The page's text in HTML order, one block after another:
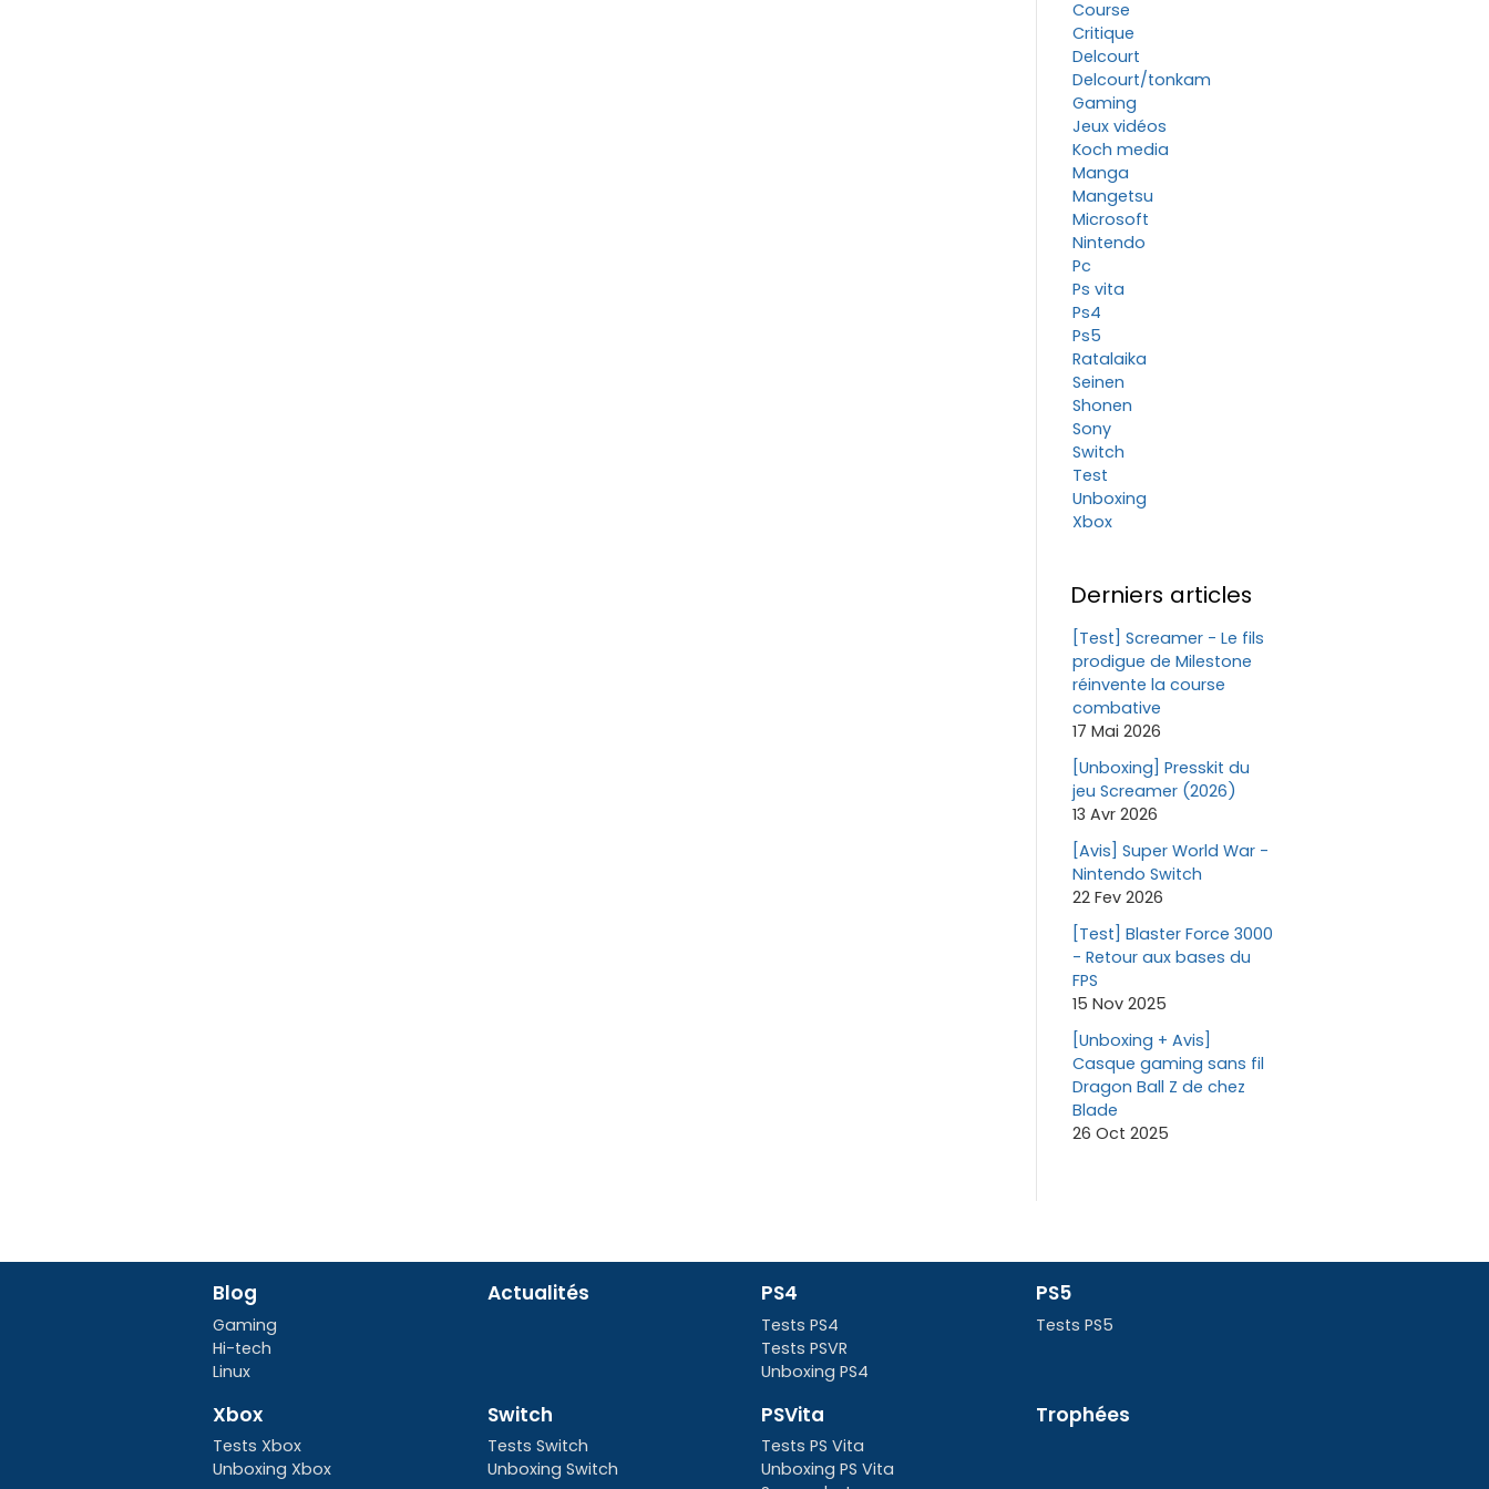
Course
Critique
Delcourt
Delcourt/tonkam
Gaming
Jeux vidéos
Koch media
Manga
Mangetsu
Microsoft
Nintendo
Pc
Ps vita
Ps4
Ps5
Ratalaika
Seinen
Shonen
Sony
Switch
Test
Unboxing
Xbox
Derniers articles
[Test] Screamer - Le fils
prodigue de Milestone
réinvente la course
combative
17 Mai 2026
[Unboxing] Presskit du
jeu Screamer (2026)
13 Avr 2026
[Avis] Super World War -
Nintendo Switch
22 Fev 2026
[Test] Blaster Force 3000
- Retour aux bases du
FPS
15 Nov 2025
[Unboxing + Avis]
Casque gaming sans fil
Dragon Ball Z de chez
Blade
26 Oct 2025
Blog
Gaming
Hi-tech
Linux
Actualités PS4
Tests PS4
Tests PSVR
Unboxing PS4
PS5
Tests PS5
Xbox
Tests Xbox
Unboxing Xbox
Switch
Tests Switch
Unboxing Switch
PSVita
Tests PS Vita
Unboxing PS Vita
Trophées